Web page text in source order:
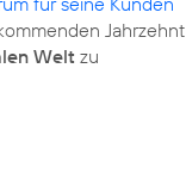
Jahrzehnt
Welt zu